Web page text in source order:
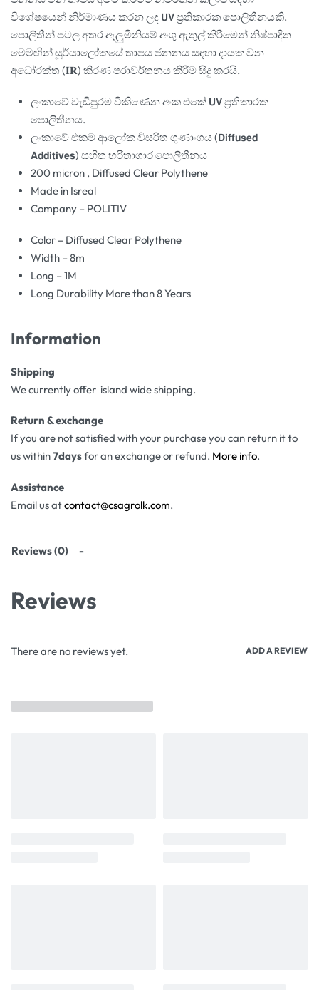
විශේෂයෙන් නිර්මාණය කරන ලද 𝗨𝗩 ප්රතිකාරක පොලිතීනයකි.
පොලිතීන් පටල අතර ඇලුමිනියම් අංශු ඇතුල් කිරීමෙන් නිෂ්පාදිත
මෙමඟින් සූර්යාලෝකයේ තාපය ජනනය සඳහා දායක වන
අධෝරක්ත (𝐈𝐑) කිරණ පරාවර්තනය කිරීම සිදු කරයි.
ලංකාවේ වැඩිපුරම විකිණෙන අංක එකේ 𝗨𝗩 ප්රතිකාරක
පොලිතීනය.
ලංකාවේ එකම ආලෝක විසරිත ගුණාංගය (𝗗𝗶𝗳𝗳𝘂𝘀𝗲𝗱
𝗔𝗱𝗱𝗶𝘁𝗶𝘃𝗲𝘀) සහිත හරිතාගාර පොලිතීනය
200 micron , Diffused Clear Polythene
Made in Isreal
Company – POLITIV
Color – Diffused Clear Polythene
Width – 8m
Long – 1M
Long Durability More than 8 Years
Information
Shipping
We currently offer island wide shipping.
Return & exchange
If you are not satisfied with your purchase you can return it to
us within7daysfor an exchange or refund. More info.
Assistance
Email us atcontact@csagrolk.com.
Reviews (0)
Reviews
There are no reviews yet. ADD A REVIEW